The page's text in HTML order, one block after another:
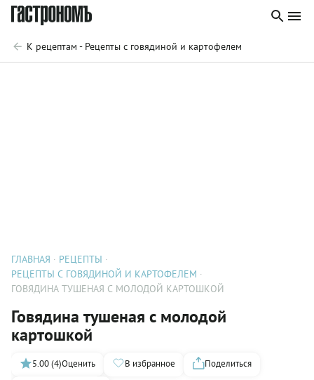
К рецептам - Рецепты с говядиной и картофелем
ГЛАВНАЯ
РЕЦЕПТЫ
РЕЦЕПТЫ С ГОВЯДИНОЙ И КАРТОФЕЛЕМ
ГОВЯДИНА ТУШЕНАЯ С МОЛОДОЙ КАРТОШКОЙ
Говядина тушеная с молодой
картошкой
5.00 (4)Оценить В избранное
Поделиться